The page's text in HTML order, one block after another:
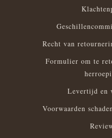
Recht van
Formulier om te
Levertijd en
Voorwaarden